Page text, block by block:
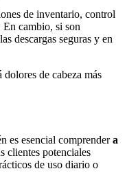
de inventario, control
En cambio, si son
descargas seguras y en
de cabeza más
es esencial comprendera
clientes potenciales
de uso diario o